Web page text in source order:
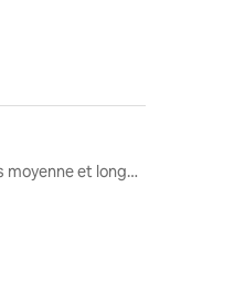
Locations moyenne et longue durée